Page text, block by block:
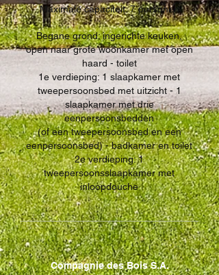
Maximale capaciteit: 7 personen
Begane grond: ingerichte keuken,
open naar grote woonkamer met open
haard - toilet
1e verdieping: 1 slaapkamer met
tweepersoonsbed met uitzicht - 1
slaapkamer met drie
eenpersoonsbedden
(of een tweepersoonsbed en een
eenpersoonsbed) - badkamer en toilet
2e verdieping: 1
tweepersoonsslaapkamer met
inloopdouche
Compagnie des Bois S.A.